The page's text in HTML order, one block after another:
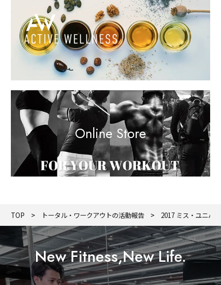
Online Store
TOP トータル・ワークアウトの活動報告 2017 ミス・ユニバ
New Fitness,New Life.